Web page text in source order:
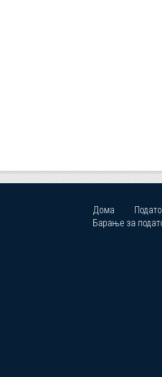
Дома
Барање за